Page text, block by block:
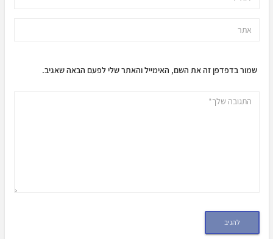
שמור בדפדפן זה את השם, האימייל והאתר שלי לפעם הבאה שאגיב.